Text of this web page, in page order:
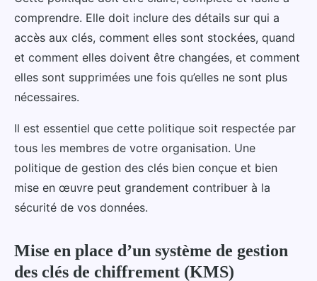
comprendre. Elle doit inclure des détails sur qui a
accès aux clés, comment elles sont stockées, quand
et comment elles doivent être changées, et comment
elles sont supprimées une fois qu’elles ne sont plus
nécessaires.
Il est essentiel que cette politique soit respectée par
tous les membres de votre organisation. Une
politique de gestion des clés bien conçue et bien
mise en œuvre peut grandement contribuer à la
sécurité de vos données.
Mise en place d’un système de gestion
des clés de chiffrement (KMS)